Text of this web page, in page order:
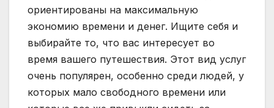
ориентированы на максимальную
экономию времени и денег. Ищите себя и
выбирайте то, что вас интересует во
время вашего путешествия. Этот вид услуг
очень популярен, особенно среди людей, у
которых мало свободного времени или